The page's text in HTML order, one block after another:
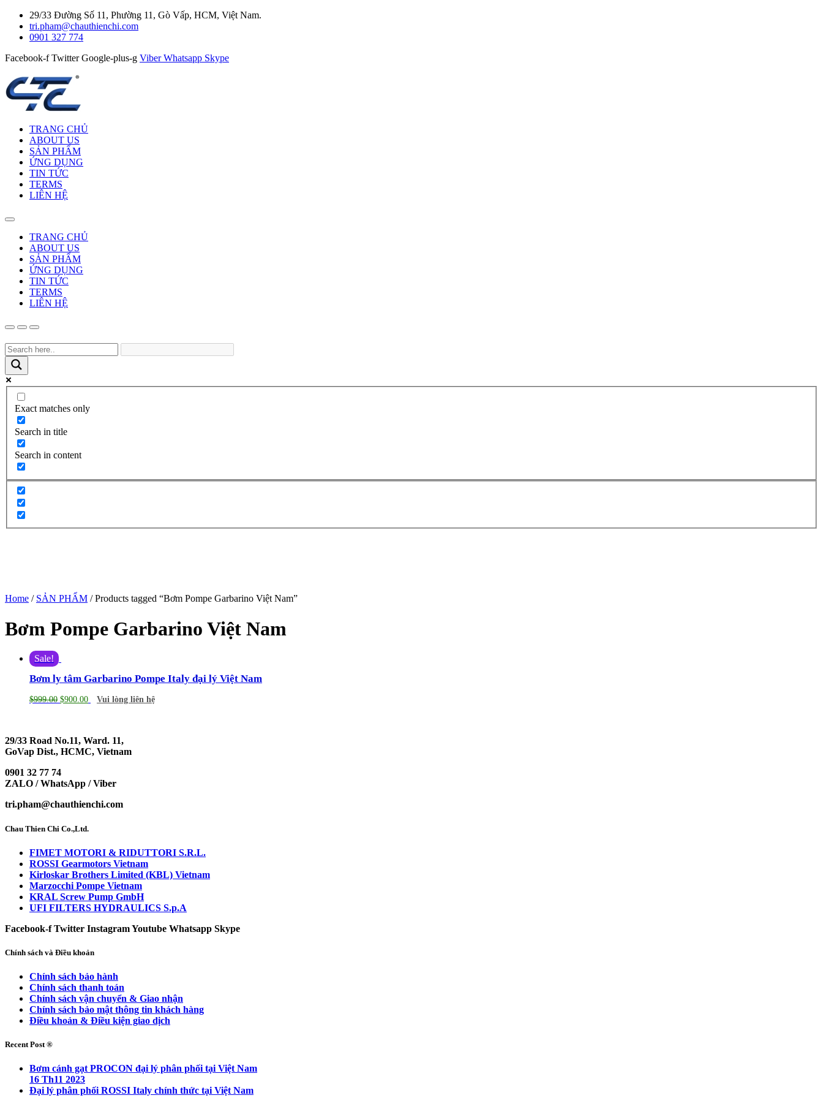
29/33 Đường Số 11, Phường 11, Gò Vấp, HCM, Việt Nam.
tri.pham@chauthienchi.com
0901 327 774
Facebook-f Twitter Google-plus-g Viber Whatsapp Skype
TRANG CHỦ
ABOUT US
SẢN PHẨM
ỨNG DỤNG
TIN TỨC
TERMS
LIÊN HỆ
TRANG CHỦ
ABOUT US
SẢN PHẨM
ỨNG DỤNG
TIN TỨC
TERMS
LIÊN HỆ
Exact matches only
Search in title
Search in content
Home / SẢN PHẨM / Products tagged “Bơm Pompe Garbarino Việt Nam”
Bơm Pompe Garbarino Việt Nam
Sale!
Bơm ly tâm Garbarino Pompe Italy đại lý Việt Nam
$999.00 $900.00 Vui lòng liên hệ
29/33 Road No.11, Ward. 11,
GoVap Dist., HCMC, Vietnam
0901 32 77 74
ZALO / WhatsApp / Viber
tri.pham@chauthienchi.com
Chau Thien Chi Co.,Ltd.
FIMET MOTORI & RIDUTTORI S.R.L.
ROSSI Gearmotors Vietnam
Kirloskar Brothers Limited (KBL) Vietnam
Marzocchi Pompe Vietnam
KRAL Screw Pump GmbH
UFI FILTERS HYDRAULICS S.p.A
Facebook-f Twitter InstagramYoutube Whatsapp Skype
Chính sách và Điều khoản
Chính sách bảo hành
Chính sách thanh toán
Chính sách vận chuyển & Giao nhận
Chính sách bảo mật thông tin khách hàng
Điều khoản & Điều kiện giao dịch
Recent Post ®
Bơm cánh gạt PROCON đại lý phân phối tại Việt Nam
16 Th11 2023
Đại lý phân phối ROSSI Italy chính thức tại Việt Nam